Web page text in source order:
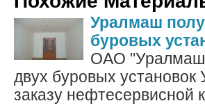
Уралмаш
буровых
ОАО
двух буровых
заказу нефтесервисной